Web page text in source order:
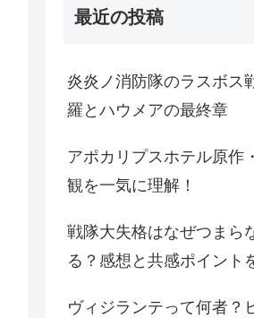
最近の投稿
炎炎ノ消防隊のラスボス
羅とハウメアの最終章
アポカリプスホテル原作
観を一気に理解！
戦隊大失格はなぜつまら
る？感想と共感ポイント
ヴィジランテって何者？